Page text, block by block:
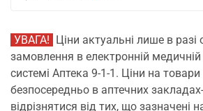
УВАГА! Ціни актуальні лише в
замовлення в електронній медичній
системі Аптека 9-1-1. Ціни на товари
безпосередньо в аптечних
відрізнятися від тих, що зазначені